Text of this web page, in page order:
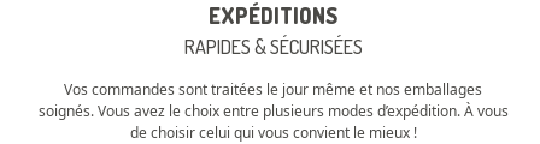
EXPÉDITIONS
RAPIDES & SÉCURISÉES
Vos commandes sont traitées le jour même et nos emballages
soignés. Vous avez le choix entre plusieurs modes d’expédition. À vous
de choisir celui qui vous convient le mieux !